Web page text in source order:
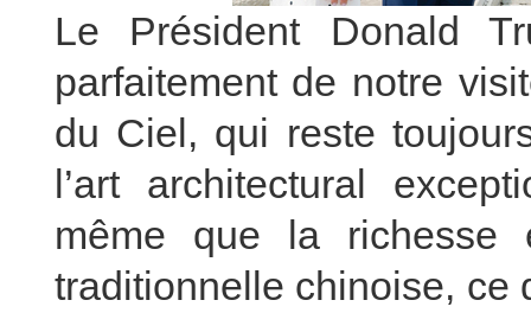
Le Président Donald
parfaitement de notre
du Ciel, qui reste
l’art architectural
même que la
traditionnelle chinoise, ce